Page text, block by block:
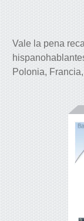
Vale la pena
Polonia,